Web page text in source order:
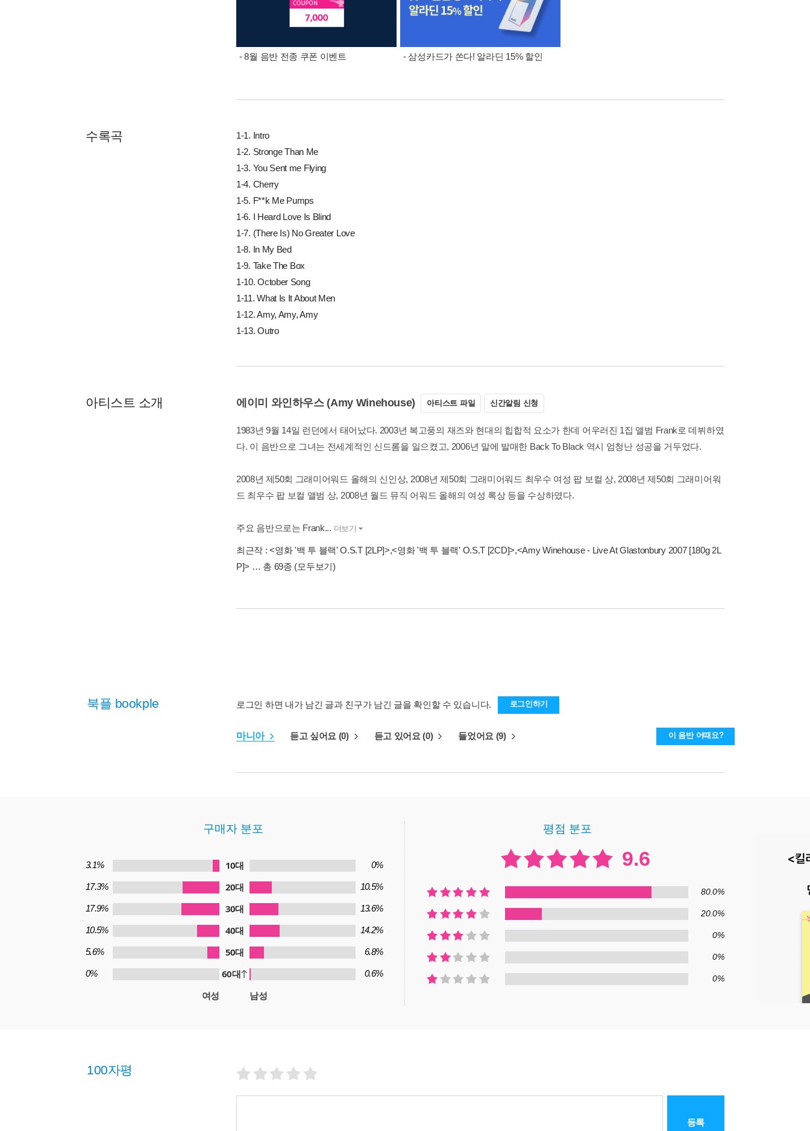
- 8월 음반 전종 쿠폰 이벤트 - 삼성카드가 쏜다! 알라딘 15% 할인
수록곡
1-1. Intro
1-2. Stronge Than Me
1-3. You Sent me Flying
1-4. Cherry
1-5. F**k Me Pumps
1-6. I Heard Love Is Blind
1-7. (There Is) No Greater Love
1-8. In My Bed
1-9. Take The Box
1-10. October Song
1-11. What Is It About Men
1-12. Amy, Amy, Amy
1-13. Outro
아티스트 소개 에이미 와인하우스 (Amy Winehouse) 아티스트 파일 신간알림 신청
1983년 9월 14일 런던에서 태어났다. 2003년 복고풍의 재즈와 현대의 힙합적 요소가 한데 어우러진 1집 앨범 Frank로 데뷔하였
다. 이 음반으로 그녀는 전세계적인 신드롬을 일으켰고, 2006년 말에 발매한 Back To Black 역시 엄청난 성공을 거두었다.
2008년 제50회 그래미어워드 올해의 신인상, 2008년 제50회 그래미어워드 최우수 여성 팝 보컬 상, 2008년 제50회 그래미어워
드 최우수 팝 보컬 앨범 상, 2008년 월드 뮤직 어워드 올해의 여성 록상 등을 수상하였다.
주요 음반으로는 Frank... 더보기
최근작 :<영화 '백 투 블랙' O.S.T [2LP]>,<영화 '백 투 블랙' O.S.T [2CD]>,<Amy Winehouse - Live At Glastonbury 2007 [180g 2L
P]> … 총 69종 (모두보기)
북플 bookple 로그인 하면 내가 남긴 글과 친구가 남긴 글을 확인할 수 있습니다. 로그인하기
마니아 듣고 싶어요 (0) 듣고 있어요 (0) 들었어요 (9) 이 음반 어때요?
구매자 분포
3.1% 10대 0%
17.3% 20대 10.5%
17.9% 30대 13.6%
10.5% 40대 14.2%
5.6% 50대 6.8%
0% 60대 0.6%
여성 남성
평점 분포
9.6
80.0%
20.0%
0%
0%
0%
100자평
등록